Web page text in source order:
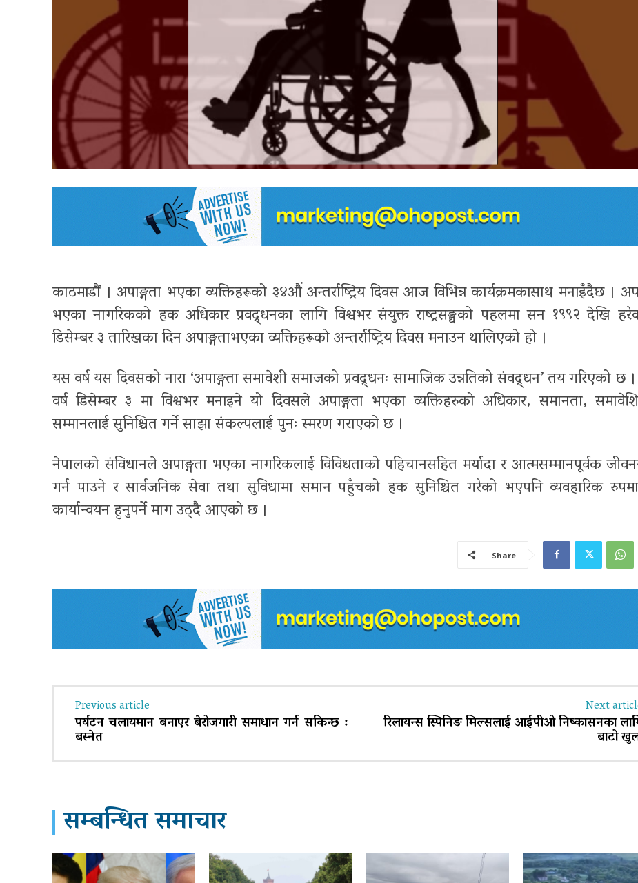
काठमाडौं । अपाङ्गता भएका व्यक्तिहरूको ३४औं अन्तर्राष्ट्रिय दिवस आज विभिन्न कार्यक्रमकासाथ मनाइँदैछ ।
भएका नागरिकको हक अधिकार प्रवद्र्धनका लागि विश्वभर संयुक्त राष्ट्रसङ्घको पहलमा सन १९९२देखि
डिसेम्बर ३ तारिखका दिन अपाङ्गताभएका व्यक्तिहरूको अन्तर्राष्ट्रिय दिवस मनाउन थालिएको हो ।
यस वर्ष यस दिवसको नारा ‘अपाङ्गता समावेशी समाजको प्रवद्र्धनः सामाजिक उन्नतिको संवद्र्धन’ तय गरिएको छ
वर्ष डिसेम्बर ३ मा विश्वभर मनाइने यो दिवसले अपाङ्गता भएका व्यक्तिहरुको अधिकार,समानता,
सम्मानलाई सुनिश्चित गर्ने साझा संकल्पलाई पुनः स्मरण गराएको छ ।
नेपालको संविधानले अपाङ्गता भएका नागरिकलाई विविधताको पहिचानसहित मर्यादा र आत्मसम्मानपूर्वक
गर्न पाउने र सार्वजनिक सेवा तथा सुविधामा समान पहुँचको हक सुनिश्चित गरेको भएपनि व्यवहारिक
कार्यान्वयन हुनुपर्ने माग उठ्दै आएको छ ।
Share
Previous article
पर्यटन चलायमान बनाएर बेरोजगारी समाधान गर्न सकिन्छ :
बस्नेत
Next
रिलायन्स स्पिनिङ मिल्सलाई आईपीओ निष्कासनका
बाटो
सम्बन्धित समाचार